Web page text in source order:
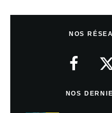
NOS
NOS